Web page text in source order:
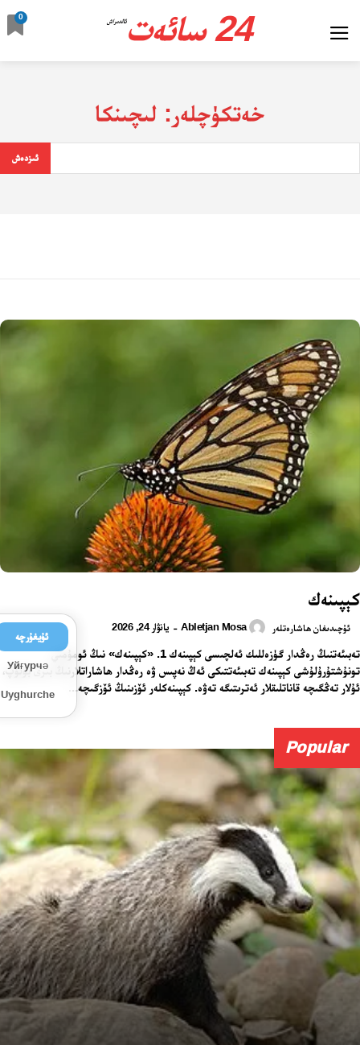
24 سائەت ئالدىراش
0
خەتكۈچلەر: لىچىنكا
ئىزدەش
كېپىنەك
ئۇچىدىغان ھاشارەتلەر Abletjan Mosa
- يانۋار 24, 2026
تەبىئەتنىڭ رەڭدار گۈزەللىك ئەلچىسى كېپىنەك 1. «كېپىنەك» نىڭ ئومۇمىي
تونۇشتۇرۇلۇشى كېپىنەك تەبىئەتتىكى ئەڭ نەپىس ۋە رەڭدار ھاشاراتلارنىڭ بىرى بولۇپ،
ئۇلار تەڭگىچە قاناتلىقلار ئەترىتىگە تەۋە. كېپىنەكلەر ئۆزىنىڭ ئۆزگىچە...
Popular
ئۇيغۇرچە
Уйғурчә
Uyghurche